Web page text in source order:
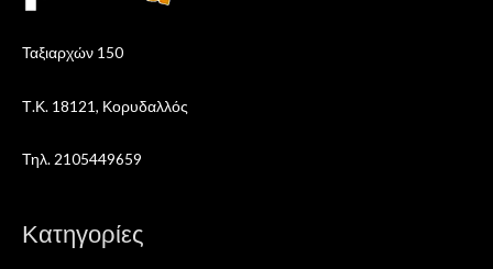
Ταξιαρχών 150
Τ.Κ. 18121, Κορυδαλλός
Τηλ. 2105449659
Κατηγορίες